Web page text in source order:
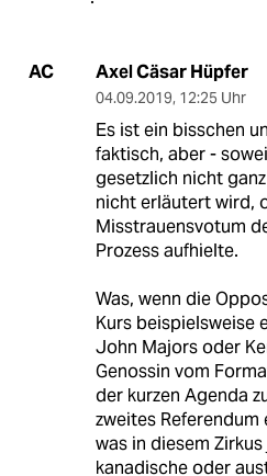
AC Axel Cäsar Hüpfer
04.09.2019, 12:25 Uhr
Es ist ein bisschen
faktisch, aber -
gesetzlich nicht
nicht erläutert wird,
Misstrauensvotum
Prozess aufhielte.
Was, wenn die
Kurs beispielsweise
John Majors oder
Genossin vom
der kurzen Agenda
zweites Referendum
was in diesem
kanadische oder